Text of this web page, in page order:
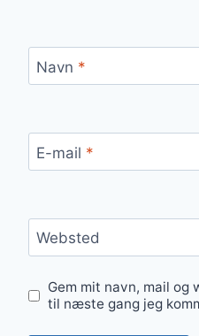
Navn *
E-mail *
Websted
Gem mit navn, mail
til næste gang jeg